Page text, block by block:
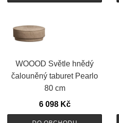
WOOOD Světle hnědý
čalouněný taburet Pearlo
80 cm
6 098 Kč